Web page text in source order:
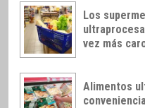
Los
vez más
Alimentos